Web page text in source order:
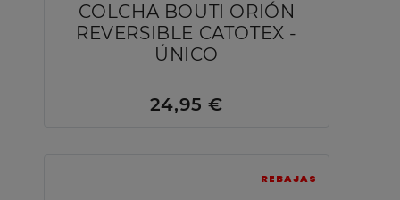
COLCHA BOUTI ORIÓN
REVERSIBLE CATOTEX -
ÚNICO
24,95 €
REBAJAS